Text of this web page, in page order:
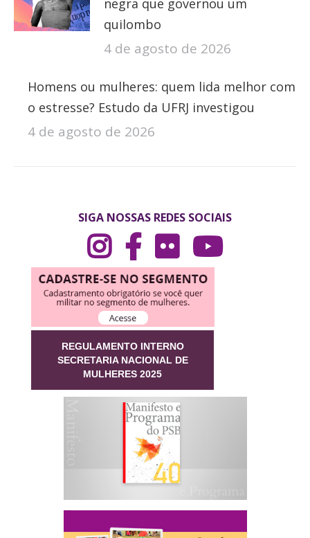
negra que governou um
quilombo
4 de agosto de 2026
Homens ou mulheres: quem lida melhor com
o estresse? Estudo da UFRJ investigou
4 de agosto de 2026
SIGA NOSSAS REDES SOCIAIS
REGULAMENTO INTERNO
SECRETARIA NACIONAL DE
MULHERES 2025